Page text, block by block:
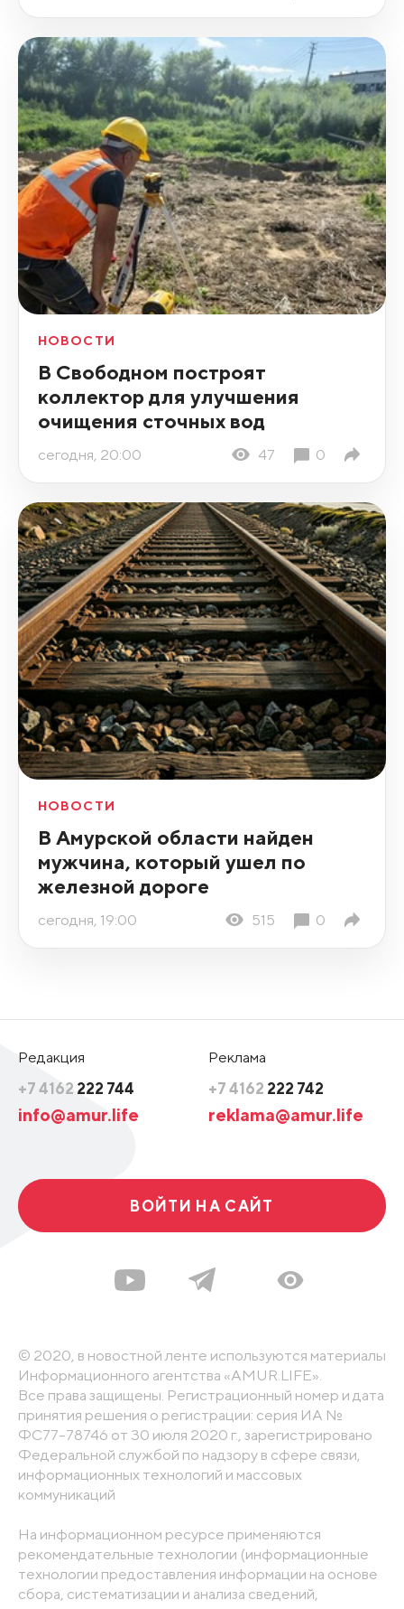
НОВОСТИ
В Свободном построят
коллектор для улучшения
очищения сточных вод
сегодня, 20:00 47 0
НОВОСТИ
В Амурской области найден
мужчина, который ушел по
железной дороге
сегодня, 19:00 515 0
Редакция
+7 4162 222 744
info@amur.life
Реклама
+7 4162 222 742
reklama@amur.life
ВОЙТИ НА САЙТ
© 2020, в новостной ленте используются материалы
Информационного агентства «AMUR.LIFE».
Все права защищены. Регистрационный номер и дата
принятия решения о регистрации: серия ИА №
ФС77-78746 от 30 июля 2020 г., зарегистрировано
Федеральной службой по надзору в сфере связи,
информационных технологий и массовых
коммуникаций
На информационном ресурсе применяются
рекомендательные технологии (информационные
технологии предоставления информации на основе
сбора, систематизации и анализа сведений,